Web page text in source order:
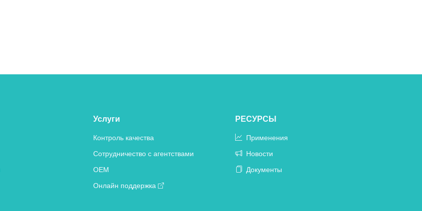
Услуги
Контроль качества
Сотрудничество с агентствами
OEM
Онлайн поддержка
РЕСУРСЫ
Применения
Новости
Документы